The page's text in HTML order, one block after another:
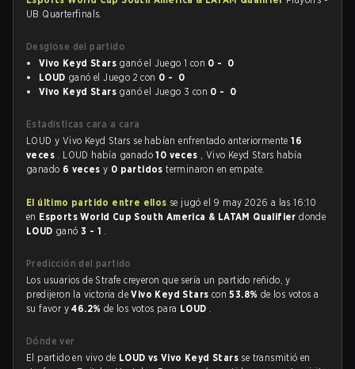
UB Quarterfinals.
Desglose del partido
Vivo Keyd Stars ganó el Juego 1 con 0 - 0
LOUD ganó el Juego 2 con 0 - 0
Vivo Keyd Stars ganó el Juego 3 con 0 - 0
Estadísticas cara a cara
LOUD y Vivo Keyd Stars se habían enfrentado anteriormente16
veces . LOUD había ganado10 veces , Vivo Keyd Stars había
ganado 6 vecesy 0 partidosterminaron en empate.
El último partido entre ellos se jugó el 9 may 2026 a las 16:10
en Esports World Cup South America & LATAM Qualifierdonde
LOUD ganó 3 - 1 .
Predicción del partido
Los usuarios de Strafe creyeron que sería un partido reñido, y
predijeron la victoria deVivo Keyd Stars con53.8% de los votos a
su favor y46.2% de los votos para LOUD .
Dónde ver
El partido en vivo de LOUD vs Vivo Keyd Stars se transmitió en